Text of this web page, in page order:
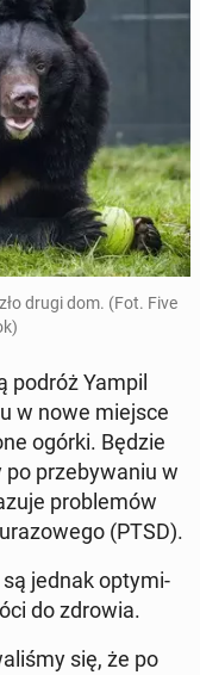
drugi dom. (Fot. Five
podróż Yampil
w nowe miejsce
ogórki. Będzie
prze­by­wa­niu w
pro­ble­mów
(PTSD).
są jednak opty­mi­
do zdrowia.
się, że po